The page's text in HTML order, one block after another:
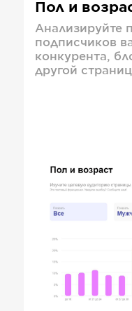
Пол и
Анализируйте
подписчиков
конкурента,
другой